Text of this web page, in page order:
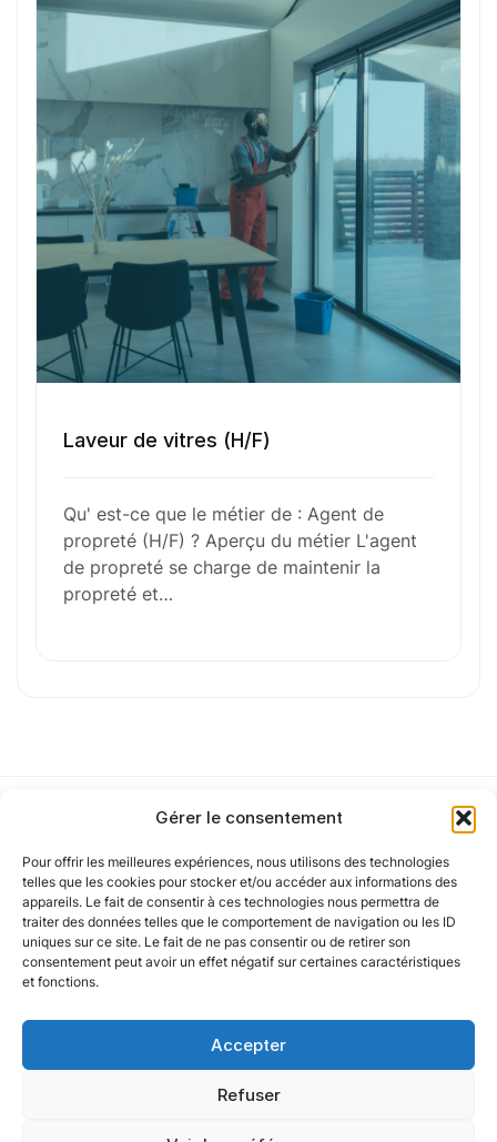
Gérer le consentement
Pour offrir les meilleures expériences, nous utilisons des technologies
telles que les cookies pour stocker et/ou accéder aux informations des
appareils. Le fait de consentir à ces technologies nous permettra de
traiter des données telles que le comportement de navigation ou les ID
uniques sur ce site. Le fait de ne pas consentir ou de retirer son
consentement peut avoir un effet négatif sur certaines caractéristiques
et fonctions.
Accepter
Refuser
Votre nom
Votre e-mail
Numéro de téléphone
Sélectionner une agence Oxygène Intérim/ BTT
Votre CV
ou
Parcourir les fichiers
Laveur de vitres (H/F)
Qu' est-ce que le métier de : Agent de
propreté (H/F) ? Aperçu du métier L'agent
de propreté se charge de maintenir la
propreté et…
Notre politique
Nos agences
Nos autres marques
Nos réseaux